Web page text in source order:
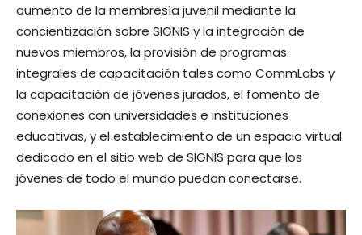
aumento de la membresía juvenil mediante la
concientización sobre SIGNIS y la integración de
nuevos miembros, la provisión de programas
integrales de capacitación tales como CommLabs y
la capacitación de jóvenes jurados, el fomento de
conexiones con universidades e instituciones
educativas, y el establecimiento de un espacio virtual
dedicado en el sitio web de SIGNIS para que los
jóvenes de todo el mundo puedan conectarse.